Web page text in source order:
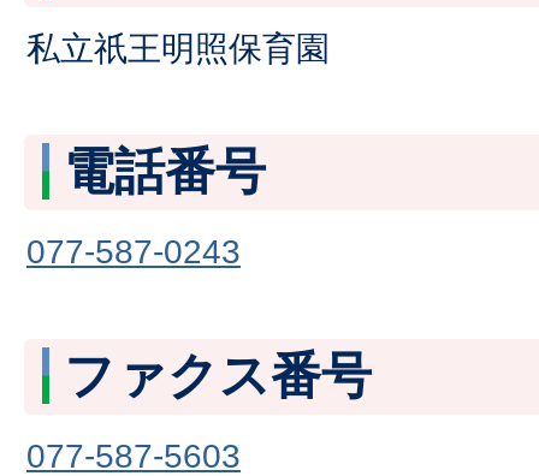
私立祇王明照保育園
電話番号
077-587-0243
ファクス番号
077-587-5603